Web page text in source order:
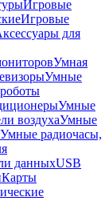
Игровые
Игровые
для
Умная
Умные
Умные
воздухаУмные
Умные радиочасы,
данныхUSB
Карты